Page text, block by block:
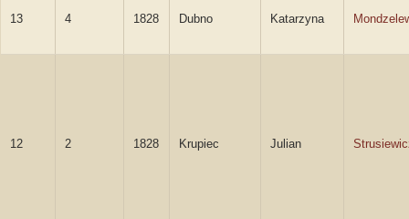
13 4 1828 Dubno Katarzyna
12 2 1828 Krupiec Julian